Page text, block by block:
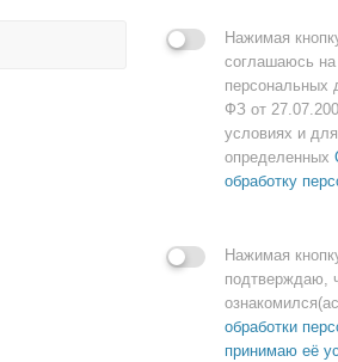
Нажимая
соглашаюсь на
персональных
ФЗ от
условиях и
определенных
обработку
Нажимая
подтверждаю,
обработки
принимаю её